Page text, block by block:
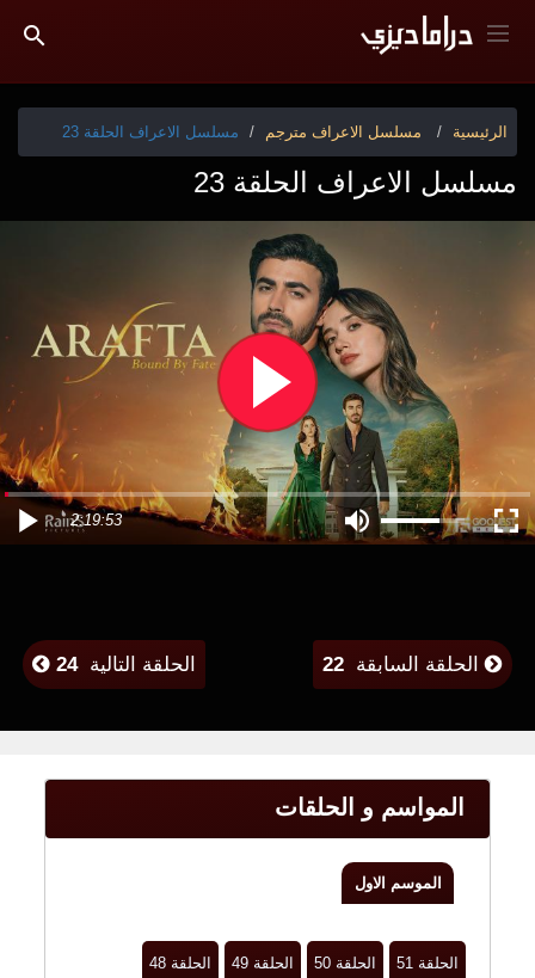
الرئيسية مسلسل الاعراف مترجم مسلسل الاعراف الحلقة 23
مسلسل الاعراف الحلقة 23
2:19:53
الحلقة السابقة 22 الحلقة التالية 24
المواسم و الحلقات
الموسم الاول
الحلقة 51 الحلقة 50 الحلقة 49 الحلقة 48